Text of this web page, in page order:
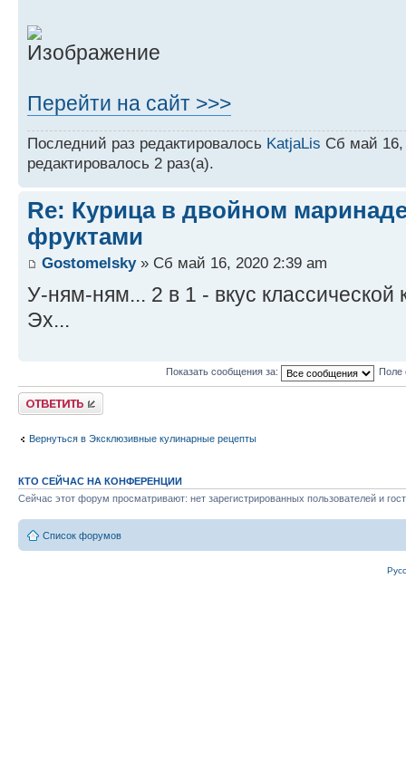
Перейти на сайт >>>
Последний раз редактировалось KatjaLis Сб май 16,
редактировалось 2 раз(а).
Re: Курица в двойном
фруктами
Gostomelsky» Сб май 16, 2020 2:39 am
У-ням-ням... 2 в 1 - вкус
Эх...
Показать сообщения за: Поле
Ответить
Вернуться в Эксклюзивные кулинарные рецепты
КТО СЕЙЧАС НА КОНФЕРЕНЦИИ
Сейчас этот форум просматривают: нет зарегистрированных пользователей и
Список форумов